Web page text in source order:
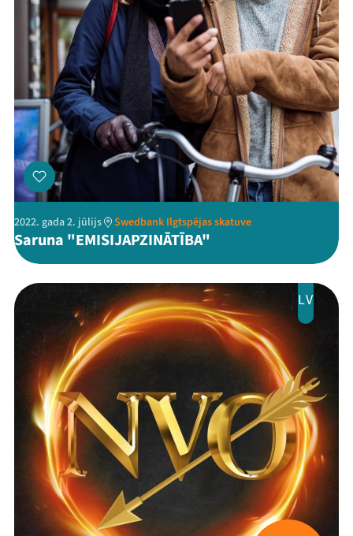
Veikals
Kontakti
ThreadsFacebookYoutube
X
2022. gada 2. jūlijs Swedbank Ilgtspējas skatuve
Saruna "EMISIJAPZINĀTĪBA"
LV